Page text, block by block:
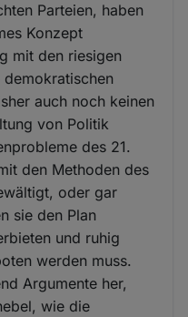
Parteien, haben
Konzept
mit den riesigen
auch noch keinen
von Politik
des 21.
den Methoden des
oder gar
sie den Plan
und ruhig
werden muss.
Argumente her,
wie die